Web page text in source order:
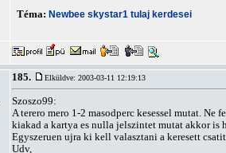
Téma: Newbee skystar1 tulaj kerdesei
185. Elküldve: 2003-03-11 12:19:13
Szoszo99:
A terero mero 1-2 masodperc kesessel mutat.
kiakad a kartya es nulla jelszintet mutat akkor is
Egyszeruen ujra ki kell valasztani a keresett
Udv,